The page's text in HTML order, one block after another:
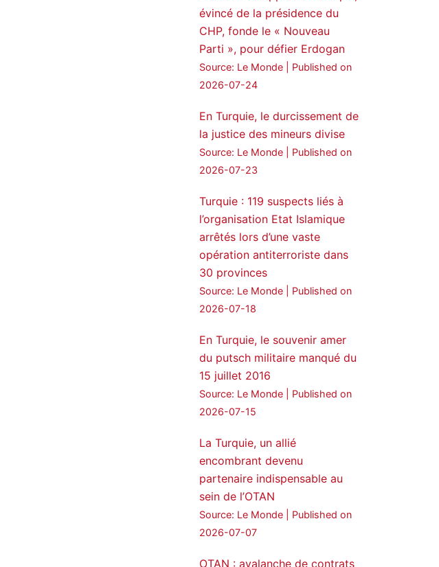
hauro Abgar Daoud
from the ranks of
Syriac Military Council,
MFS as official
spokesperson. We
wish you success
ܟܫܝܪܘܬܐ ܒܘܠܝܬܐ ܚܘܪܐ
Amitiés kurdes de Bretagne
a retweeté
MedyaNews
24 Jan 2025
🔴DEM Party Imrali
on Abdullah Öcalan meeting
#PeaceProcess
🔗https://medyanews.rs/h4lwBwQ
Twitter
Voir plus...
évincé de la présidence du
CHP, fonde le « Nouveau
Parti », pour défier Erdogan
Source: Le Monde
Published on
2026-07-24
En Turquie, le durcissement de
la justice des mineurs divise
Source: Le Monde
Published on
2026-07-23
Turquie : 119 suspects liés à
l’organisation Etat Islamique
arrêtés lors d’une vaste
opération antiterroriste dans
30 provinces
Source: Le Monde
Published on
2026-07-18
En Turquie, le souvenir amer
du putsch militaire manqué du
15 juillet 2016
Source: Le Monde
Published on
2026-07-15
La Turquie, un allié
encombrant devenu
partenaire indispensable au
sein de l’OTAN
Source: Le Monde
Published on
2026-07-07
OTAN : avalanche de contrats